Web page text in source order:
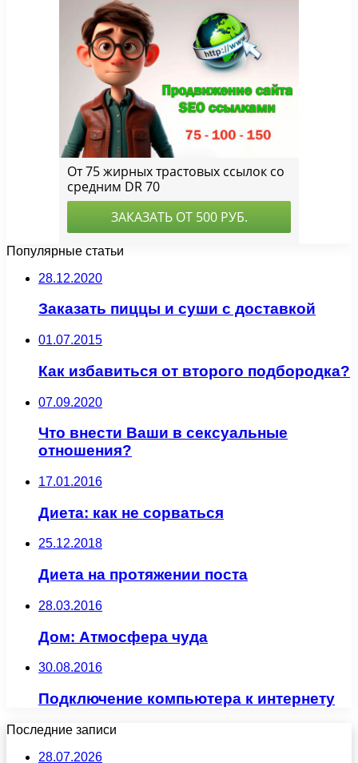
Популярные статьи
28.12.2020
Заказать пиццы и суши с доставкой
01.07.2015
Как избавиться от второго подбородка?
07.09.2020
Что внести Ваши в сексуальные
отношения?
17.01.2016
Диета: как не сорваться
25.12.2018
Диета на протяжении поста
28.03.2016
Дом: Атмосфера чуда
30.08.2016
Подключение компьютера к интернету
Последние записи
28.07.2026